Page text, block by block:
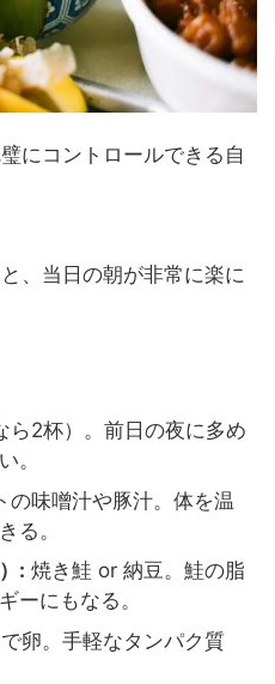
にコントロールできる自
、当日の朝が非常に楽に
ら2杯）。前日の夜に多め
。
の味噌汁や豚汁。体を温
る。
: 焼き鮭 or 納豆。鮭の脂
ーにもなる。
卵。手軽なタンパク質